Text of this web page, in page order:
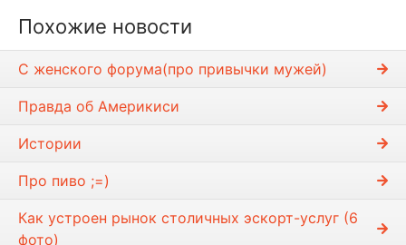
Похожие новости
С женского форума(про привычки мужей)
Правда об Америкиси
Истории
Про пиво ;=)
Как устроен рынок столичных эскорт-услуг (6
фото)